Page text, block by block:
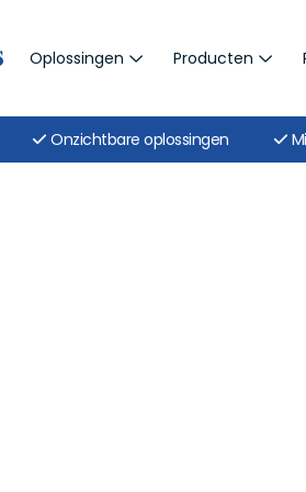
Oplossingen Producten
Onzichtbare oplossingen